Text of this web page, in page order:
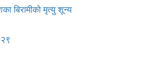
बिरामीको मृत्यु शून्य